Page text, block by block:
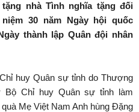
nhà Tình nghĩa tặng đối
30 năm Ngày hội quốc
thành lập Quân đội nhân
huy Quân sự tỉnh do Thượng
Bộ Chỉ huy Quân sự tỉnh làm
Mẹ Việt Nam Anh hùng Đặng